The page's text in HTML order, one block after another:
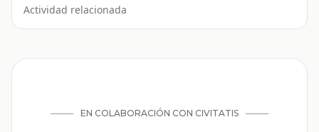
Actividad relacionada